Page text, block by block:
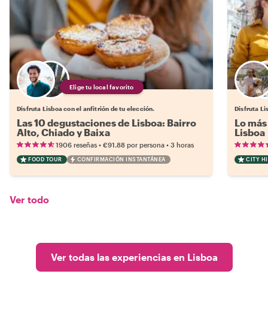
Elige tu local favorito
Disfruta Lisboa con el anfitrión de tu elección.
Las 10 degustaciones de Lisboa: Bairro
Alto, Chiado y Baixa
1906 reseñas • €91.88 por persona • 3 horas
FOOD TOUR CONFIRMACIÓN INSTANTÁNEA
Disfruta
Lo
Lisboa
CITY
Ver todo
Ver todas las experiencias en Lisboa